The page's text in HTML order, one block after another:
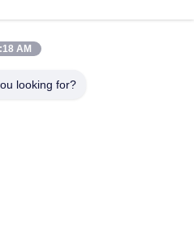
Machine
Kanalisierungs-
AM
looking for?